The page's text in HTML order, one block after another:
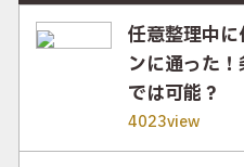
任意整理中
ンに通った
では可能？
4023view